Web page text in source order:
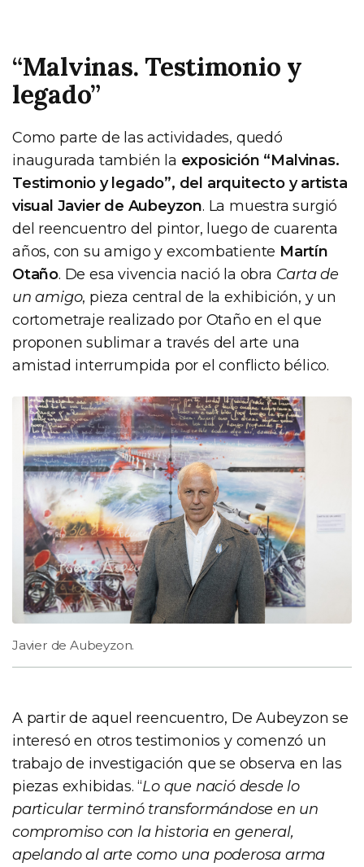
“Malvinas. Testimonio y
legado”
Como parte de las actividades, quedó
inaugurada también la exposición “Malvinas.
Testimonio y legado”, del arquitecto y artista
visual Javier de Aubeyzon. La muestra surgió
del reencuentro del pintor, luego de cuarenta
años, con su amigo y excombatiente Martín
Otaño. De esa vivencia nació la obra Carta de
un amigo, pieza central de la exhibición, y un
cortometraje realizado por Otaño en el que
proponen sublimar a través del arte una
amistad interrumpida por el conflicto bélico.
Javier de Aubeyzon.
A partir de aquel reencuentro, De Aubeyzon se
interesó en otros testimonios y comenzó un
trabajo de investigación que se observa en las
piezas exhibidas. “Lo que nació desde lo
particular terminó transformándose en un
compromiso con la historia en general,
apelando al arte como una poderosa arma